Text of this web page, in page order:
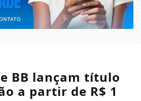
BB lançam título
a partir de R$ 1